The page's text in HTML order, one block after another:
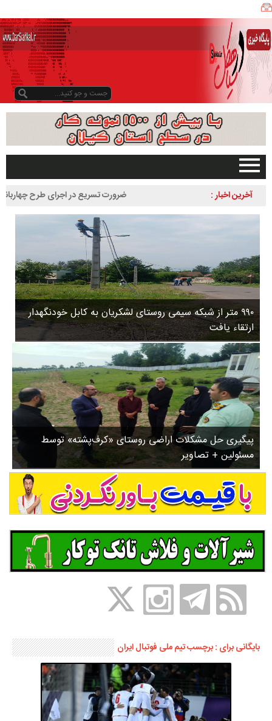
صفحه اصلی
دیلمان
روستاها
ورزشی
سیاسی
چندرسانه ای
مسیر گردشگری دیلمان
درباره ما
آخرین اخبار :
ضرورت تسریع در اجرای طرح چهاربانده
لاهیجان به سیاهکل
۹۹۰ متر از شبکه سیمی روستای لشکریان به کابل خودنگهدار
ارتقاء یافت
پیگیری حل مشکلات اراضی روستای «کرف‌پشته» توسط
مسئولین + تصاویر
ا
ه
ک
ل
ز
و
د
و
د
س
۱
۳
۵
۸
ب
ا
ز
ن
ش
س
ت
ش
د
.
بایگانی برای : برچسب تیم ملی فوتبال ایران